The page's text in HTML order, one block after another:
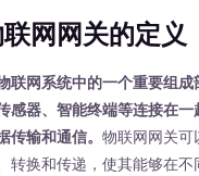
网关的定义
联网系统中的一个重要组
感器、智能终端等连接在一
传输和通信。物联网网关可
转换和传递，使其能够在